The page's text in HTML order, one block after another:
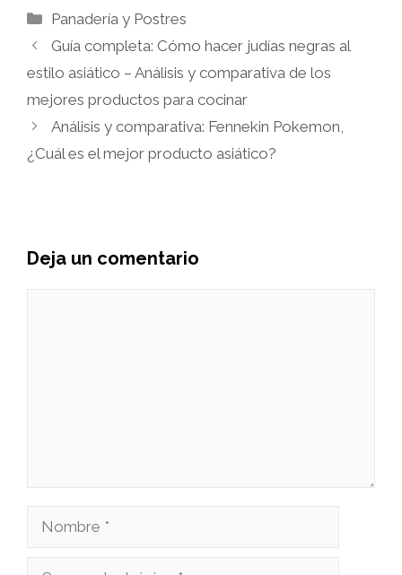
Categorías
Panadería y Postres
Guía completa: Cómo hacer judías negras al
estilo asiático – Análisis y comparativa de los
mejores productos para cocinar
Análisis y comparativa: Fennekin Pokemon,
¿Cuál es el mejor producto asiático?
Deja un comentario
Nombre
Correo